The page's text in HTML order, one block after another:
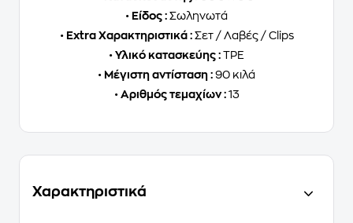
• Είδος : Σωληνωτά
•Extra Χαρακτηριστικά :Σετ / Λαβές / Clips
• Υλικό κατασκεύης : TPE
• Μέγιστη αντίσταση : 90 κιλά
•Αριθμός τεμαχίων :13
Χαρακτηριστικά